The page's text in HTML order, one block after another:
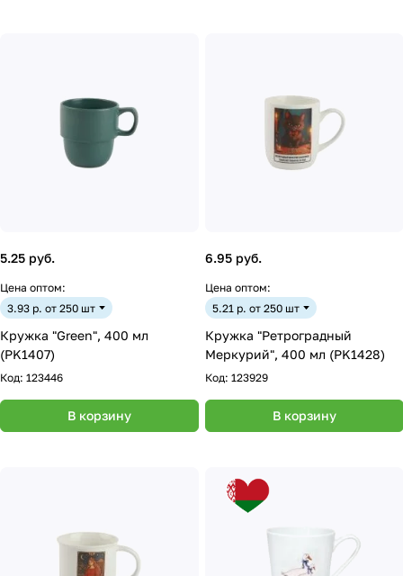
5.25 руб.
Цена оптом:
3.93 р. от 250 шт
Кружка "Green", 400 мл
(PK1407)
Код: 123446
В корзину
6.95 руб.
Цена оптом:
5.21 р. от 250 шт
Кружка "Ретроградный
Меркурий", 400 мл (PK1428)
Код: 123929
В корзину